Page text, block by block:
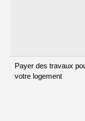
Payer des travaux
votre logement